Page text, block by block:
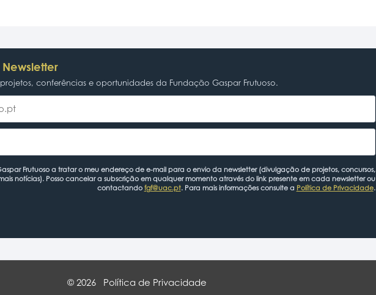
conferências e oportunidades da Fundação Gaspar Frutuoso.
Frutuoso a tratar o meu endereço de e-mail para o envio da newsletter (divulgação de projetos, concursos,
notícias). Posso cancelar a subscrição em qualquer momento através do link presente em cada newsletter ou
contactando fgf@uac.pt. Para mais informações consulte a Política de Privacidade.
© 2026 Política de Privacidade